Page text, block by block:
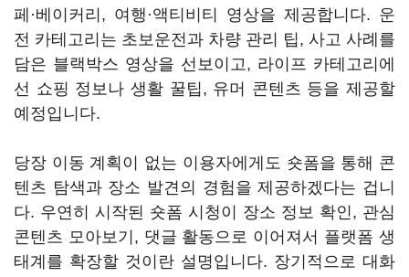
페·베이커리, 여행·액티비티 영상을 제공합니다. 운
전 카테고리는 초보운전과 차량 관리 팁, 사고 사례를
담은 블랙박스 영상을 선보이고, 라이프 카테고리에
선 쇼핑 정보나 생활 꿀팁, 유머 콘텐츠 등을 제공할
예정입니다.
당장 이동 계획이 없는 이용자에게도 숏폼을 통해 콘
텐츠 탐색과 장소 발견의 경험을 제공하겠다는 겁니
다. 우연히 시작된 숏폼 시청이 장소 정보 확인, 관심
콘텐츠 모아보기, 댓글 활동으로 이어져서 플랫폼 생
태계를 확장할 것이란 설명입니다. 장기적으로 대화